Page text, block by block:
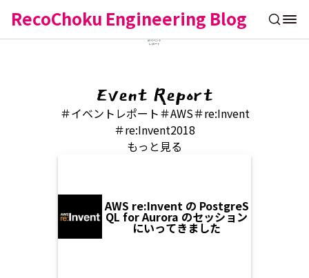
RecoChoku Engineering Blog
Event Report
＃イベントレポート＃AWS＃re:Invent
＃re:Invent2018
もっと見る
AWS re:Invent の PostgreS
QL for Aurora のセッション
にいってきました